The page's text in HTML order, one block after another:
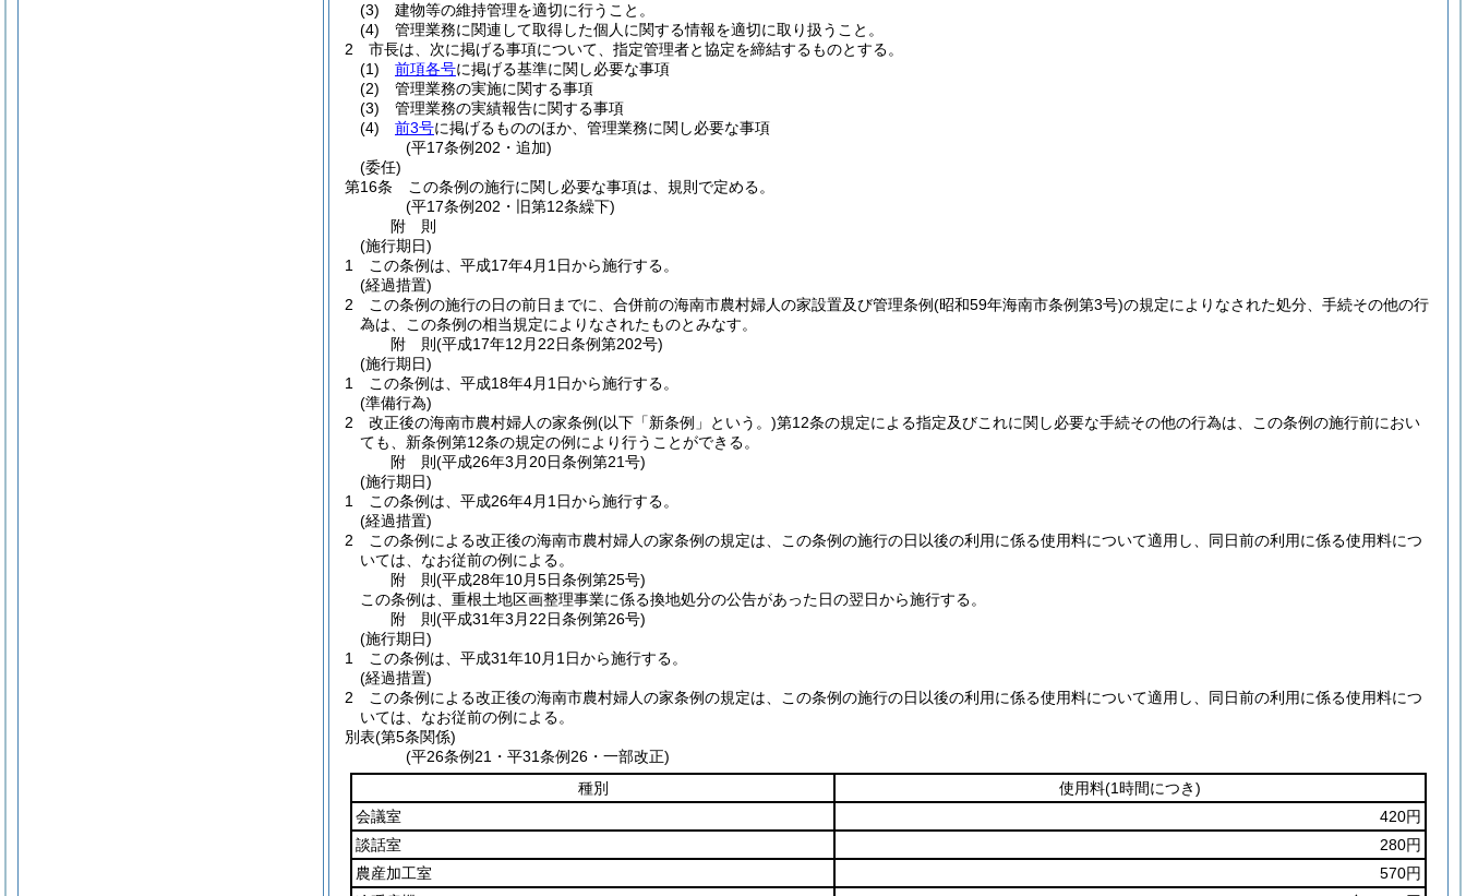
(3)
建物等の維持管理を適切に行うこと。
(4)
管理業務に関連して取得した個人に関する情報を適切に取り扱うこと。
2
市長は、次に掲げる事項について、指定管理者と協定を締結するものとする。
(1)
前項各号に掲げる基準に関し必要な事項
(2)
管理業務の実施に関する事項
(3)
管理業務の実績報告に関する事項
(4)
前3号に掲げるもののほか、管理業務に関し必要な事項
(平17条例202・追加)
(委任)
第16条
この条例の施行に関し必要な事項は、規則で定める。
(平17条例202・旧第12条繰下)
附 則
(施行期日)
1
この条例は、平成17年4月1日から施行する。
(経過措置)
2
この条例の施行の日の前日までに、合併前の海南市農村婦人の家設置及び管理条例(昭和59年海南市条例第3号)の規定によりなされた処分、手続その他の行
為は、この条例の相当規定によりなされたものとみなす。
附 則(平成17年12月22日条例第202号)
(施行期日)
1
この条例は、平成18年4月1日から施行する。
(準備行為)
2
改正後の海南市農村婦人の家条例(以下「新条例」という。)第12条の規定による指定及びこれに関し必要な手続その他の行為は、この条例の施行前におい
ても、新条例第12条の規定の例により行うことができる。
附 則(平成26年3月20日条例第21号)
(施行期日)
1
この条例は、平成26年4月1日から施行する。
(経過措置)
2
この条例による改正後の海南市農村婦人の家条例の規定は、この条例の施行の日以後の利用に係る使用料について適用し、同日前の利用に係る使用料につ
いては、なお従前の例による。
附 則(平成28年10月5日条例第25号)
この条例は、重根土地区画整理事業に係る換地処分の公告があった日の翌日から施行する。
附 則(平成31年3月22日条例第26号)
(施行期日)
1
この条例は、平成31年10月1日から施行する。
(経過措置)
2
この条例による改正後の海南市農村婦人の家条例の規定は、この条例の施行の日以後の利用に係る使用料について適用し、同日前の利用に係る使用料につ
いては、なお従前の例による。
別表(第5条関係)
(平26条例21・平31条例26・一部改正)
種別
使用料(1時間につき)
会議室
420円
談話室
280円
農産加工室
570円